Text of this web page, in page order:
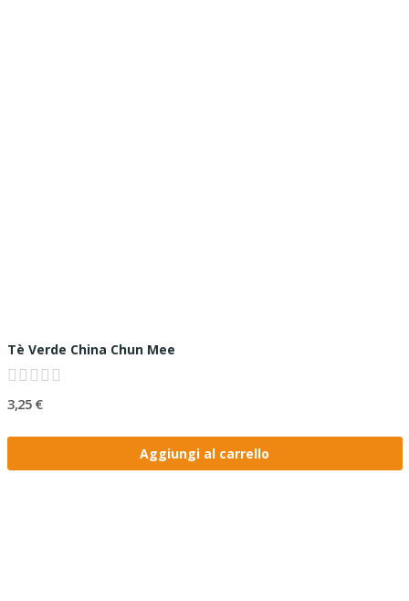
Tè Verde China Chun Mee
3,25 €
Aggiungi al carrello